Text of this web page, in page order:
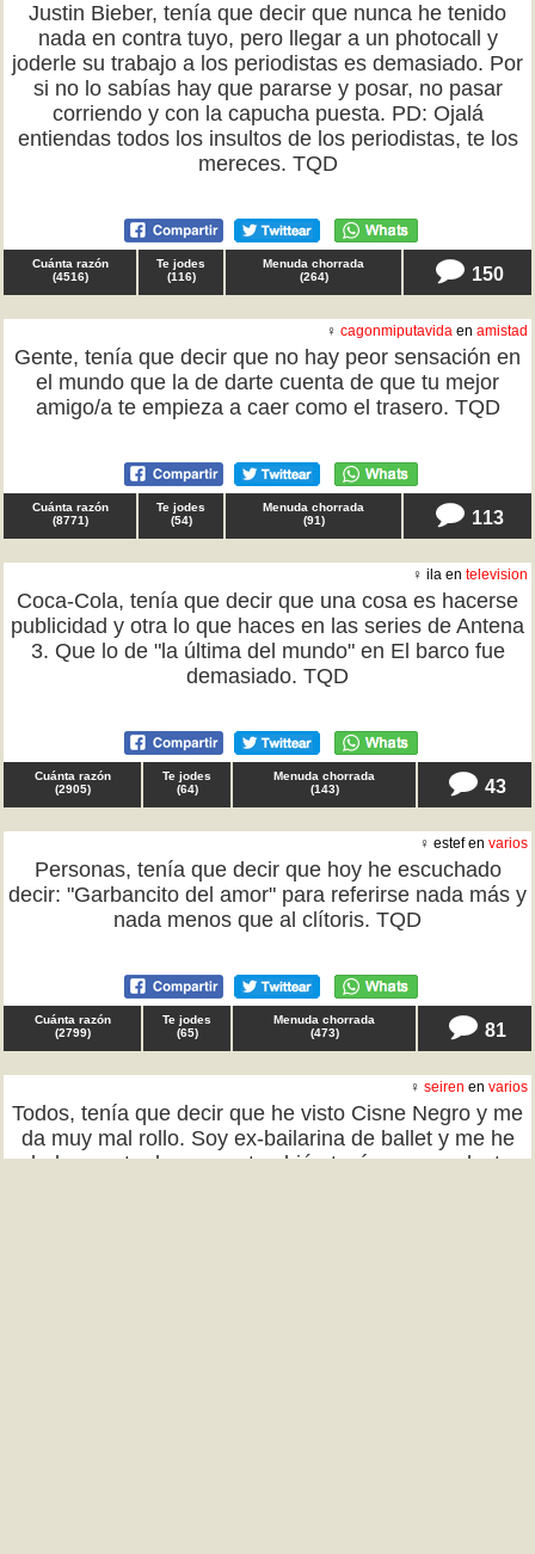
Justin Bieber, tenía que decir que nunca he tenido
nada en contra tuyo, pero llegar a un photocall y
joderle su trabajo a los periodistas es demasiado. Por
si no lo sabías hay que pararse y posar, no pasar
corriendo y con la capucha puesta. PD: Ojalá
entiendas todos los insultos de los periodistas, te los
mereces. TQD
Cuánta razón
(4516)
Te jodes
(116)
Menuda chorrada
(264) 150
♀ cagonmiputavida en amistad
Gente, tenía que decir que no hay peor sensación en
el mundo que la de darte cuenta de que tu mejor
amigo/a te empieza a caer como el trasero. TQD
Cuánta razón
(8771)
Te jodes
(54)
Menuda chorrada
(91) 113
♀ ila en television
Coca-Cola, tenía que decir que una cosa es hacerse
publicidad y otra lo que haces en las series de Antena
3. Que lo de "la última del mundo" en El barco fue
demasiado. TQD
Cuánta razón
(2905)
Te jodes
(64)
Menuda chorrada
(143) 43
♀ estef en varios
Personas, tenía que decir que hoy he escuchado
decir: "Garbancito del amor" para referirse nada más y
nada menos que al clítoris. TQD
Cuánta razón
(2799)
Te jodes
(65)
Menuda chorrada
(473) 81
♀ seiren en varios
Todos, tenía que decir que he visto Cisne Negro y me
da muy mal rollo. Soy ex-bailarina de ballet y me he
dado cuenta de que yo también tenía esa conducta